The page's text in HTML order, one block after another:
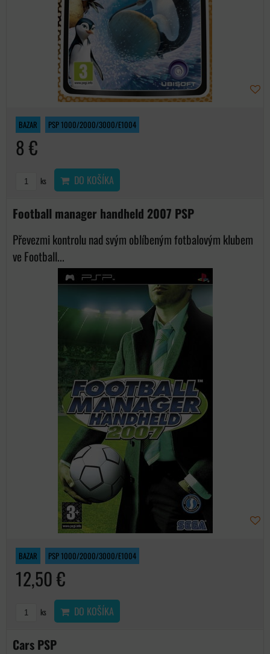
BAZAR PSP 1000/2000/3000/E1004
8 €
ks DO KOŠÍKA
Football manager handheld 2007 PSP
Převezmi kontrolu nad svým oblíbeným fotbalovým klubem
ve Football...
BAZAR PSP 1000/2000/3000/E1004
12,50 €
ks DO KOŠÍKA
Cars PSP